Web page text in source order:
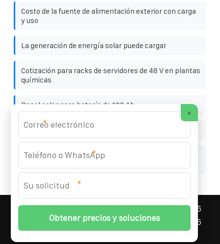
Costo de la fuente de alimentación exterior con carga
y uso
La generación de energía solar puede cargar
Cotización para racks de servidores de 48 V en plantas
químicas
Panel solar para batería de 100 Ah
Paneles fotovoltaicos lpvlsola
Quality requirements of lithium batteries for battery
ASNEF ENERGY STORAGE CONTAINER
2026
Todos los derechos reservados. | Teléfono:
+34 96
×
*
*
*